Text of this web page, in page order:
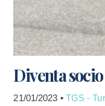
Diventa
21/01/2023 • TGS -